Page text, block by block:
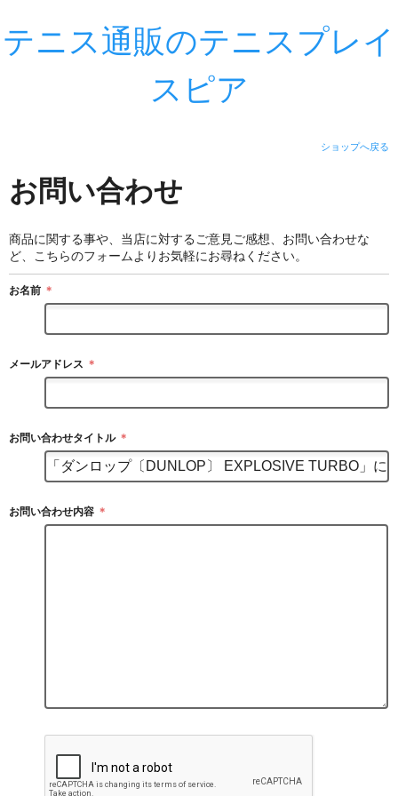
テニス通販のテニスプレイ
スピア
ショップへ戻る
お問い合わせ
商品に関する事や、当店に対するご意見ご感想、お問い合わせな
ど、こちらのフォームよりお気軽にお尋ねください。
お名前 ＊
メールアドレス ＊
お問い合わせタイトル ＊
お問い合わせ内容 ＊